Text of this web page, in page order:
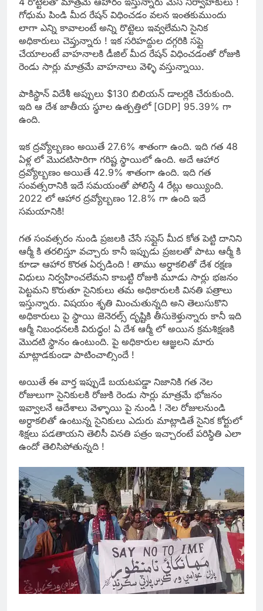
గోధుమ పిండి మీద రేషన్ విధించడం వలన ఇంతకుముందు
లాగా ఎన్ని కావాలంటే అన్ని రొట్టెలు ఇవ్వలేమని సైనిక
అధికారులు చెప్తున్నారు ! ఇక సరిహద్దుల దగ్గరికి సప్లై
చేయాలంటే వాహనాలకి డీజిల్ మీద రేషన్ విధించడంతో రోజుకి
రెండు సార్లు మాత్రమే వాహనాలు వెళ్ళి వస్తున్నాయి.
పాకిస్థాన్ విదేశీ అప్పులు $130 బిలియన్ డాలర్లకి చేరుకుంది.
ఇది ఆ దేశ జాతీయ స్థూల ఉత్పత్తిలో [GDP] 95.39% గా
ఉంది.
ఇక ద్రవ్యోల్బణం అయితే 27.6% శాతంగా ఉంది. ఇది గత 48
ఏళ్ల లో మొదటిసారిగా గరిష్ట స్థాయిలో ఉంది. అదే ఆహార
ద్రవ్యోల్బణం అయితే 42.9% శాతంగా ఉంది. ఇది గత
సంవత్సరానికి ఇదే సమయంతో పోలిస్తే 4 రేట్లు అయ్యింది.
2022 లో ఆహార ద్రవ్యోల్బణం 12.8% గా ఉంది ఇదే
సమయానికి!
గత సంవత్సరం నుండి ప్రజలకి చేసే సప్లైస్ మీద కోత పెట్టి దానిని
ఆర్మీ కి తరలిస్తూ వచ్చారు కానీ ఇప్పుడు ప్రజలతో పాటు ఆర్మీ కి
కూడా ఆహార కొరత ఏర్పడింది ! తాము అర్ధాకలితో దేశ రక్షణ
విధులు నిర్వహించలేమని కాబట్టి రోజుకి మూడు సార్లు భజనం
పెట్టమని కొరుతూ సైనికులు తమ అధికారులకి వినతి పత్రాలు
ఇస్తున్నారు. విషయం శృతి మించుతున్నది అని తెలుసుకొని
అధికారులు పై స్థాయి జెనెరల్స్ దృష్టికి తీసుకెళ్తున్నారు కానీ ఇది
ఆర్మీ నిబంధనలకి విరుద్ధం! ఏ దేశ ఆర్మీ లో అయిన క్రమశిక్షణకి
మొదటి స్థానం ఉంటుంది. పై అధికారుల ఆజ్ఞలని మారు
మాట్లాడకుండా పాటించాల్సిందే !
అయితే ఈ వార్త ఇప్పుడే బయటపడ్డా నిజానికి గత నెల
రోజులుగా సైనికులకి రోజుకి రెండు సార్లు మాత్రమే భోజనం
ఇవ్వాలనే ఆదేశాలు వెళ్ళాయి పై నుండి ! నెల రోజులనుండి
అర్ధాకలితో ఉంటున్న సైనికులు ఎదురు మాట్లాడితే సైనిక కోర్టులో
శిక్షలు పడతాయని తెలిసీ వినతి పత్రం ఇచ్చారంటే పరిస్థితి ఎలా
ఉందో తెలిసిపోతున్నది !